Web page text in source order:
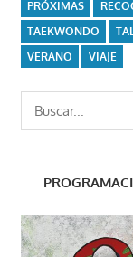
PRÓXIMAS
TAEKWONDO
VERANO
VIAJE
Buscar: